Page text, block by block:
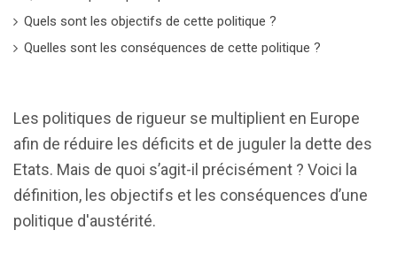
Quels sont les objectifs de cette politique ?
Quelles sont les conséquences de cette politique ?
Les politiques de rigueur se multiplient en Europe
afin de réduire les déficits et de juguler la dette des
Etats. Mais de quoi s’agit-il précisément ? Voici la
définition, les objectifs et les conséquences d’une
politique d'austérité.